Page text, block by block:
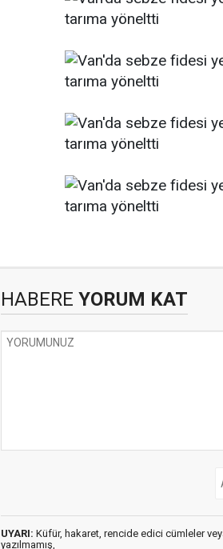
HABERE YORUM KAT
UYARI: Küfür, hakaret, rencide edici cümleler
yazılmamış,